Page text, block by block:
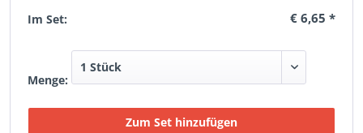
Im Set: € 6,65 *
Menge: